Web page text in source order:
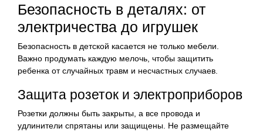
Безопасность в деталях: от
электричества до игрушек
Безопасность в детской касается не только мебели.
Важно продумать каждую мелочь, чтобы защитить
ребенка от случайных травм и несчастных случаев.
Защита розеток и электроприборов
Розетки должны быть закрыты, а все провода и
удлинители спрятаны или защищены. Не размещайте